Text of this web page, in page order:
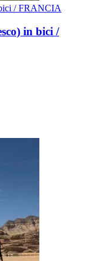
/ FRANCIA
in bici /